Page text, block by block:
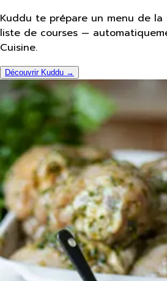
Kuddu te prépare un menu de
liste de courses —
Cuisine.
Découvrir Kuddu →